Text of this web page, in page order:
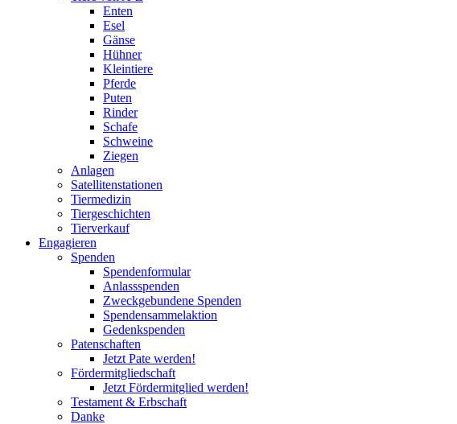
Enten
Esel
Gänse
Hühner
Kleintiere
Pferde
Puten
Rinder
Schafe
Schweine
Ziegen
Anlagen
Satellitenstationen
Tiermedizin
Tiergeschichten
Tierverkauf
Engagieren
Spenden
Spendenformular
Anlassspenden
Zweckgebundene Spenden
Spendensammelaktion
Gedenkspenden
Patenschaften
Jetzt Pate werden!
Fördermitgliedschaft
Jetzt Fördermitglied werden!
Testament & Erbschaft
Danke